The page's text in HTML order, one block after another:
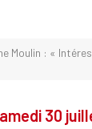
Moulin : «
30